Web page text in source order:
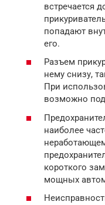
встречается
попадают
его.
Разъем
нему снизу,
При
возможно
наиболее
короткого
мощных